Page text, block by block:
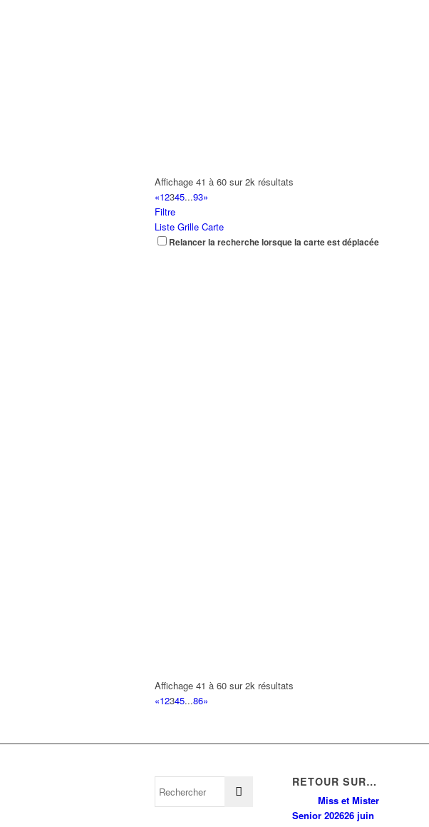
Affichage 41 à 60 sur 2k résultats
«12345...93»
Filtre
Liste Grille Carte
Relancer la recherche lorsque la carte est déplacée
Affichage 41 à 60 sur 2k résultats
«12345...86»
RETOUR SUR…
Miss et Mister
Senior 202626 juin